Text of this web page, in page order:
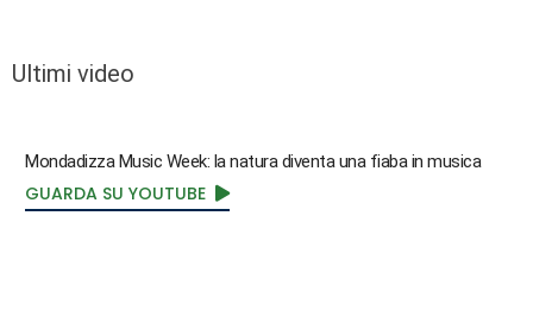
Ultimi video
Mondadizza Music Week: la natura diventa una fiaba in musica
GUARDA SU YOUTUBE